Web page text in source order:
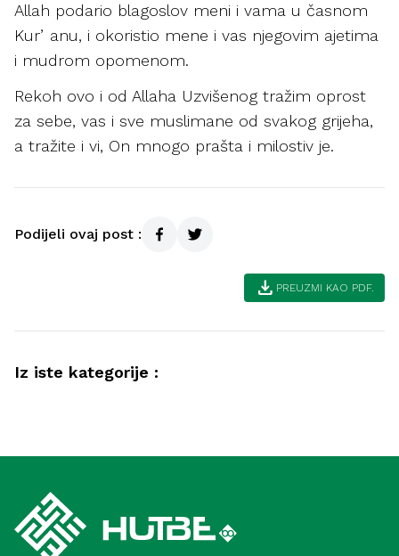
Allah podario blagoslov meni i vama u časnom
Kurʼanu, i okoristio mene i vas njegovim ajetima
i mudrom opomenom.
Rekoh ovo i od Allaha Uzvišenog tražim oprost
za sebe, vas i sve muslimane od svakog grijeha,
a tražite i vi, On mnogo prašta i milostiv je.
Podijeli ovaj post :
download PREUZMI KAO PDF.
Iz iste kategorije :